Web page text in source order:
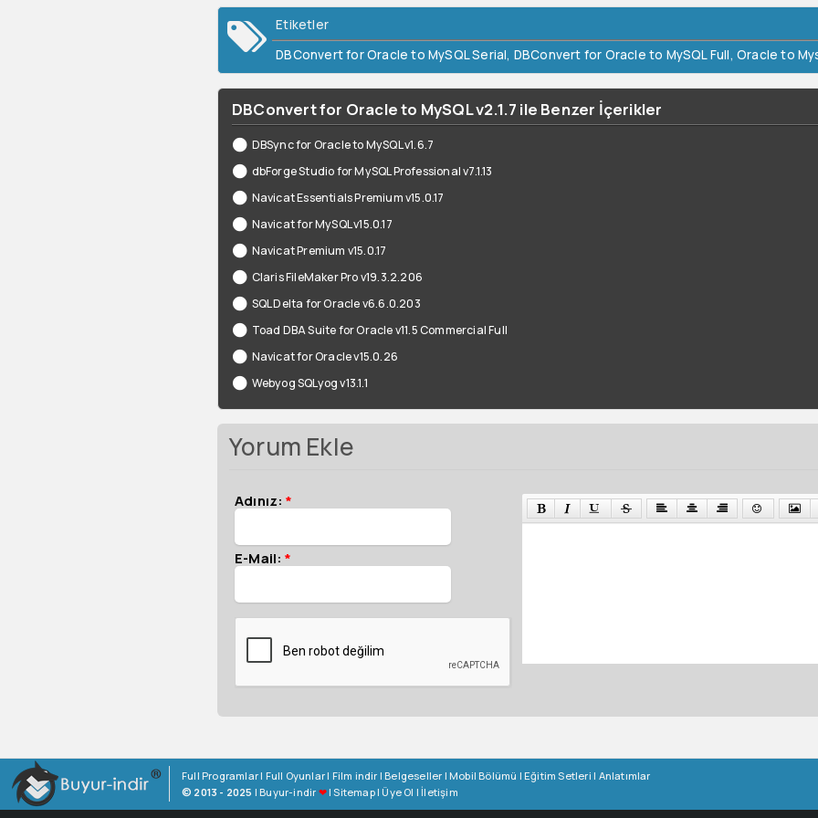
Etiketler
DBConvert for Oracle to MySQL Serial, DBConvert for Oracle to MySQL Full,Oracle to
DBConvert for Oracle to MySQL v2.1.7 ile Benzer İçerikler
DBSync for Oracle to MySQL v1.6.7
dbForge Studio for MySQL Professional v7.1.13
Navicat Essentials Premium v15.0.17
Navicat for MySQL v15.0.17
Navicat Premium v15.0.17
Claris FileMaker Pro v19.3.2.206
SQL Delta for Oracle v6.6.0.203
Toad DBA Suite for Oracle v11.5 Commercial Full
Navicat for Oracle v15.0.26
Webyog SQLyog v13.1.1
Yorum Ekle
Adınız: *
E-Mail: *
Full Programlar| Full Oyunlar| Film indir |Belgeseller |Mobil Bölümü |Eğitim Setleri | Anlatımlar
© 2013 - 2025 |Buyur-indir ❤|Sitemap|Üye Ol | İletişim